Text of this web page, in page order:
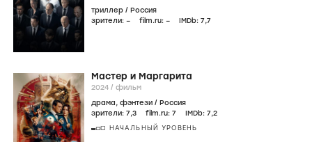
триллер / Россия
зрители: – film.ru: – IMDb: 7,7
Мастер и Маргарита
2024 / фильм
драма, фэнтези / Россия
зрители: 7,3 film.ru: 7 IMDb: 7,2
НАЧАЛЬНЫЙ УРОВЕНЬ